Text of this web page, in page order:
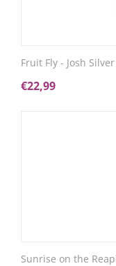
Fruit Fly - Josh Silver
€22,99
Sunrise on the